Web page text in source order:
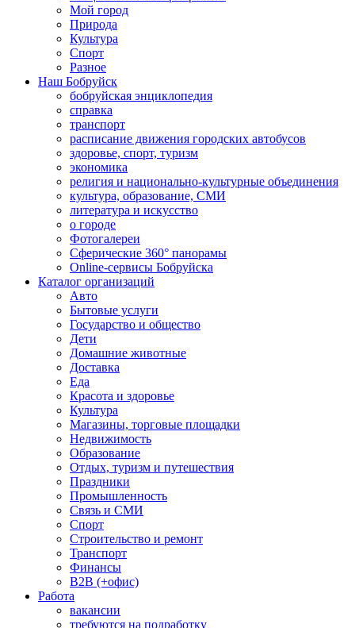
Мой город
Природа
Культура
Спорт
Разное
Наш Бобруйск
бобруйская энциклопедия
справка
транспорт
расписание движения городских автобусов
здоровье, спорт, туризм
экономика
религия и национально-культурные объединения
культура, образование, СМИ
литература и искусство
о городе
Фотогалереи
Сферические 360° панорамы
Online-сервисы Бобруйска
Каталог организаций
Авто
Бытовые услуги
Государство и общество
Дети
Домашние животные
Доставка
Еда
Красота и здоровье
Культура
Магазины, торговые площадки
Недвижимость
Образование
Отдых, туризм и путешествия
Праздники
Промышленность
Связь и СМИ
Спорт
Строительство и ремонт
Транспорт
Финансы
B2B (+офис)
Работа
вакансии
требуются на подработку